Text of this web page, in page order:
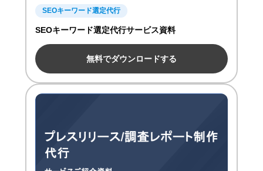
SEOキーワード選定代行
SEOキーワード選定代行サービス資料
無料でダウンロードする